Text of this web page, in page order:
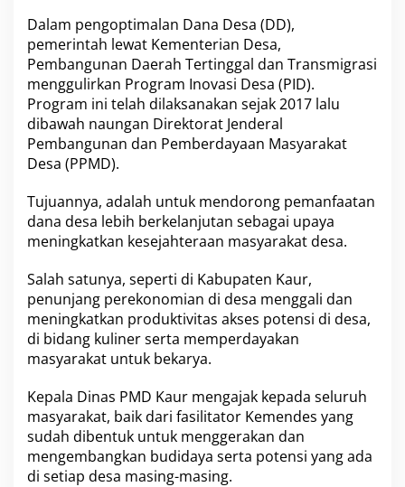
h
a
t
D
a
r
P
g
e
m
b
n
g
a
B
U
D
e
Dalam pengoptimalan Dana Desa (DD),
pemerintah lewat Kementerian Desa,
Pembangunan Daerah Tertinggal dan Transmigrasi
menggulirkan Program Inovasi Desa (PID).
Program ini telah dilaksanakan sejak 2017 lalu
dibawah naungan Direktorat Jenderal
Pembangunan dan Pemberdayaan Masyarakat
Desa (PPMD).
Tujuannya, adalah untuk mendorong pemanfaatan
dana desa lebih berkelanjutan sebagai upaya
meningkatkan kesejahteraan masyarakat desa.
Salah satunya, seperti di Kabupaten Kaur,
penunjang perekonomian di desa menggali dan
meningkatkan produktivitas akses potensi di desa,
di bidang kuliner serta memperdayakan
masyarakat untuk bekarya.
Kepala Dinas PMD Kaur mengajak kepada seluruh
masyarakat, baik dari fasilitator Kemendes yang
sudah dibentuk untuk menggerakan dan
mengembangkan budidaya serta potensi yang ada
di setiap desa masing-masing.